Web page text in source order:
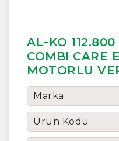
AL-KO
COMBI CARE
MOTORLU
Marka
Ürün Kodu